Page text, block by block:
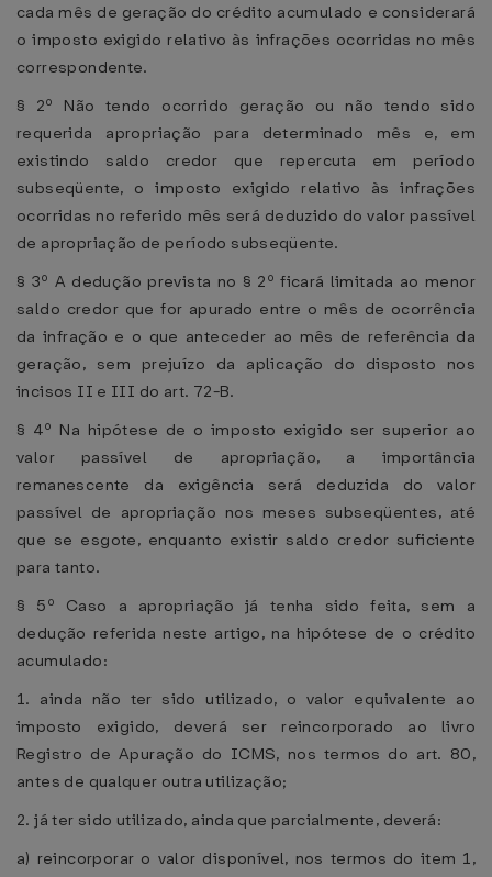
cada mês de geração do crédito acumulado e considerará
o imposto exigido relativo às infrações ocorridas no mês
correspondente.
§ 2º Não tendo ocorrido geração ou não tendo sido
requerida apropriação para determinado mês e, em
existindo saldo credor que repercuta em período
subseqüente, o imposto exigido relativo às infrações
ocorridas no referido mês será deduzido do valor passível
de apropriação de período subseqüente.
§ 3º A dedução prevista no § 2º ficará limitada ao menor
saldo credor que for apurado entre o mês de ocorrência
da infração e o que anteceder ao mês de referência da
geração, sem prejuízo da aplicação do disposto nos
incisos II e III do art. 72-B.
§ 4º Na hipótese de o imposto exigido ser superior ao
valor passível de apropriação, a importância
remanescente da exigência será deduzida do valor
passível de apropriação nos meses subseqüentes, até
que se esgote, enquanto existir saldo credor suficiente
para tanto.
§ 5º Caso a apropriação já tenha sido feita, sem a
dedução referida neste artigo, na hipótese de o crédito
acumulado:
1. ainda não ter sido utilizado, o valor equivalente ao
imposto exigido, deverá ser reincorporado ao livro
Registro de Apuração do ICMS, nos termos do art. 80,
antes de qualquer outra utilização;
2. já ter sido utilizado, ainda que parcialmente, deverá:
a) reincorporar o valor disponível, nos termos do item 1,